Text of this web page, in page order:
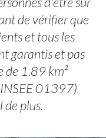
de vérifier que
et tous les
garantis et pas
de 1.89 km²
01397)
de plus.